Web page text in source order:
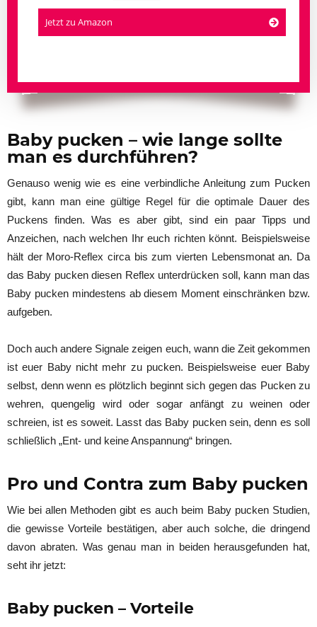
Jetzt zu Amazon
Baby pucken – wie lange sollte
man es durchführen?
Genauso wenig wie es eine verbindliche Anleitung zum Pucken
gibt, kann man eine gültige Regel für die optimale Dauer des
Puckens finden. Was es aber gibt, sind ein paar Tipps und
Anzeichen, nach welchen Ihr euch richten könnt. Beispielsweise
hält der Moro-Reflex circa bis zum vierten Lebensmonat an. Da
das Baby pucken diesen Reflex unterdrücken soll, kann man das
Baby pucken mindestens ab diesem Moment einschränken bzw.
aufgeben.
Doch auch andere Signale zeigen euch, wann die Zeit gekommen
ist euer Baby nicht mehr zu pucken. Beispielsweise euer Baby
selbst, denn wenn es plötzlich beginnt sich gegen das Pucken zu
wehren, quengelig wird oder sogar anfängt zu weinen oder
schreien, ist es soweit. Lasst das Baby pucken sein, denn es soll
schließlich „Ent- und keine Anspannung“ bringen.
Pro und Contra zum Baby pucken
Wie bei allen Methoden gibt es auch beim Baby pucken Studien,
die gewisse Vorteile bestätigen, aber auch solche, die dringend
davon abraten. Was genau man in beiden herausgefunden hat,
seht ihr jetzt:
Baby pucken – Vorteile